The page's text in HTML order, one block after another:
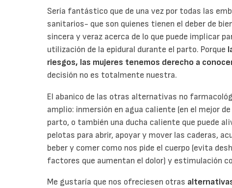
Sería fantástico que de una vez por todas las
sanitarios- que son quienes tienen el deber de
sincera y veraz acerca de lo que puede implicar
utilización de la epidural durante el parto. Porque
riesgos, las mujeres tenemos derecho a
decisión no es totalmente nuestra.
El abanico de las otras alternativas no
amplio: inmersión en agua caliente (en el mejor
parto, o también una ducha caliente que puede
pelotas para abrir, apoyar y mover las caderas,
beber y comer como nos pide el cuerpo (evita
factores que aumentan el dolor) y estimulación
Me gustaría que nos ofreciesen otras